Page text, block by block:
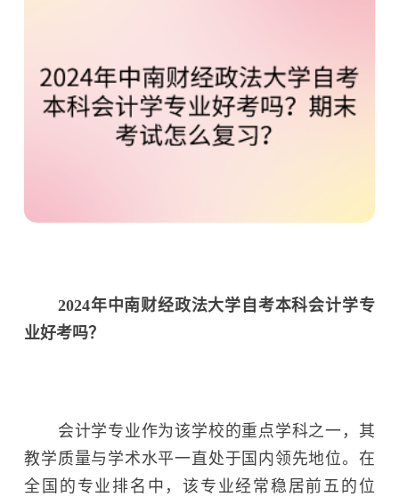
2024年中南财经政法大学自考本科会计学专
业好考吗？
会计学专业作为该学校的重点学科之一，其
教学质量与学术水平一直处于国内领先地位。在
全国的专业排名中，该专业经常稳居前五的位